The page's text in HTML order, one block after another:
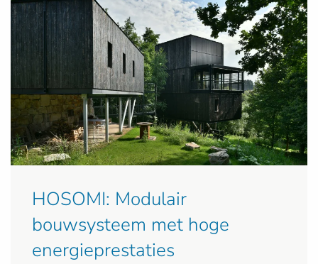
HOSOMI: Modulair
bouwsysteem met hoge
energieprestaties